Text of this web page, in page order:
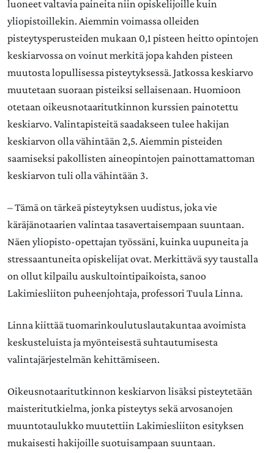
luoneet valtavia paineita niin opiskelijoille kuin
yliopistoillekin. Aiemmin voimassa olleiden
pisteytysperusteiden mukaan 0,1 pisteen heitto opintojen
keskiarvossa on voinut merkitä jopa kahden pisteen
muutosta lopullisessa pisteytyksessä. Jatkossa keskiarvo
muutetaan suoraan pisteiksi sellaisenaan. Huomioon
otetaan oikeusnotaaritutkinnon kurssien painotettu
keskiarvo. Valintapisteitä saadakseen tulee hakijan
keskiarvon olla vähintään 2,5. Aiemmin pisteiden
saamiseksi pakollisten aineopintojen painottamattoman
keskiarvon tuli olla vähintään 3.
– Tämä on tärkeä pisteytyksen uudistus, joka vie
käräjänotaarien valintaa tasavertaisempaan suuntaan.
Näen yliopisto-opettajan työssäni, kuinka uupuneita ja
stressaantuneita opiskelijat ovat. Merkittävä syy taustalla
on ollut kilpailu auskultointipaikoista, sanoo
Lakimiesliiton puheenjohtaja, professori Tuula Linna.
Linna kiittää tuomarinkoulutuslautakuntaa avoimista
keskusteluista ja myönteisestä suhtautumisesta
valintajärjestelmän kehittämiseen.
Oikeusnotaaritutkinnon keskiarvon lisäksi pisteytetään
maisteritutkielma, jonka pisteytys sekä arvosanojen
muuntotaulukko muutettiin Lakimiesliiton esityksen
mukaisesti hakijoille suotuisampaan suuntaan.